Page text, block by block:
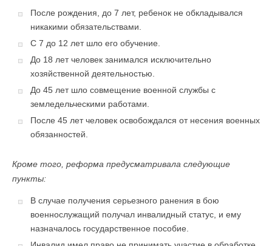
После рождения, до 7 лет, ребенок не обкладывался
никакими обязательствами.
С 7 до 12 лет шло его обучение.
До 18 лет человек занимался исключительно
хозяйственной деятельностью.
До 45 лет шло совмещение военной службы с
земледельческими работами.
После 45 лет человек освобождался от несения военных
обязанностей.
Кроме того, реформа предусматривала следующие
пункты:
В случае получения серьезного ранения в бою
военнослужащий получал инвалидный статус, и ему
назначалось государственное пособие.